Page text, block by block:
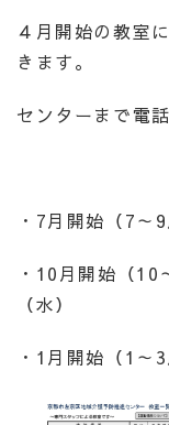
４月開始の教室
きます。
センターまで電
・ 7月開始（7～ 9
・ 10月開始（10
（水）
・ 1 月開始（1 ～ 3